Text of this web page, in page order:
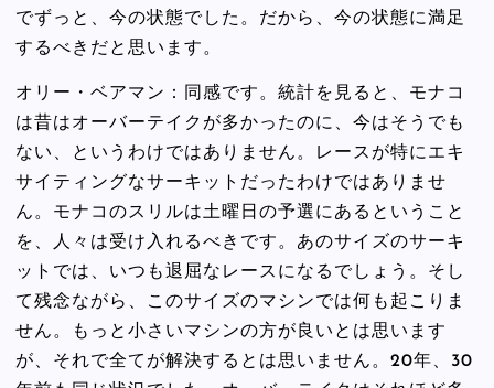
でずっと、今の状態でした。だから、今の状態に満足
するべきだと思います。
オリー・ベアマン：同感です。統計を見ると、モナコ
は昔はオーバーテイクが多かったのに、今はそうでも
ない、というわけではありません。レースが特にエキ
サイティングなサーキットだったわけではありませ
ん。モナコのスリルは土曜日の予選にあるということ
を、人々は受け入れるべきです。あのサイズのサーキ
ットでは、いつも退屈なレースになるでしょう。そし
て残念ながら、このサイズのマシンでは何も起こりま
せん。もっと小さいマシンの方が良いとは思います
が、それで全てが解決するとは思いません。20年、30